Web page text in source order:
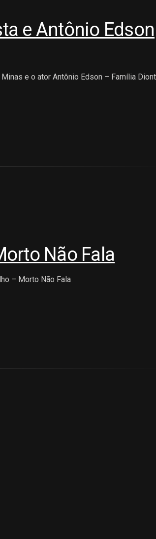
e Antônio Edson
e o ator Antônio Edson – Família
Não Fala
– Morto Não Fala